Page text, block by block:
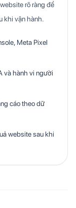
rõ ràng để
khi vận hành.
Meta Pixel
và hành vi người
cáo theo dữ
website sau khi